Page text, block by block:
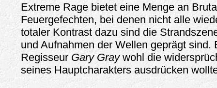
Extreme Rage bietet eine Menge an
Feuergefechten, bei denen nicht alle
totaler Kontrast dazu sind die
und Aufnahmen der Wellen geprägt sind.
Regisseur Gary Graywohl die
seines Hauptcharakters ausdrücken